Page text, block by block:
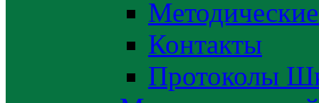
Контакты
Протоколы